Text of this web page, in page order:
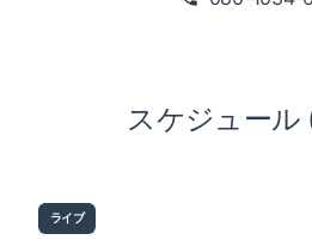
スケジュール
ライブ